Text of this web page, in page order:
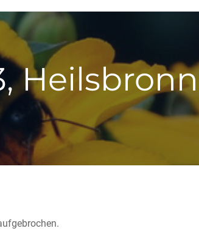
Heilsbronn